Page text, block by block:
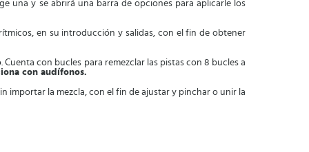
una y se abrirá una barra de opciones para aplicarle los
en su introducción y salidas, con el fin de obtener
con bucles para remezclar las pistas con 8 bucles a
con audífonos.
importar la mezcla, con el fin de ajustar y pinchar o unir la